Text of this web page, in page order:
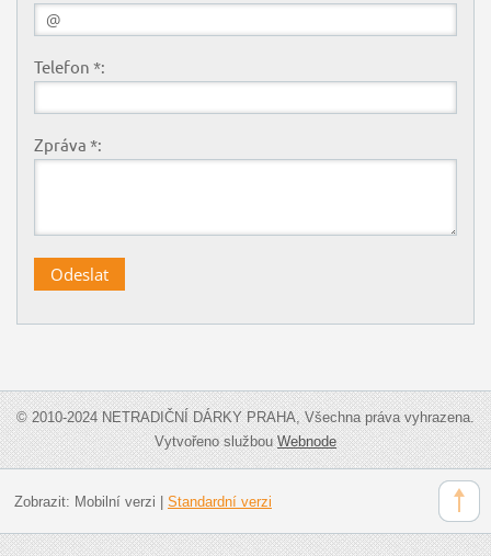
Telefon *:
Zpráva *:
© 2010-2024 NETRADIČNÍ DÁRKY PRAHA, Všechna práva vyhrazena.
Vytvořeno službouWebnode
Zobrazit: Mobilní verzi Standardní verzi